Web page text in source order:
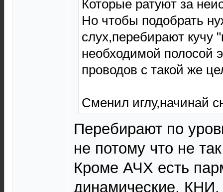
Которые ратуют за
Но чтобы подобрать
слух,перебирают кучу
необходимой полосой
проводов с такой же
Сменил иглу,начинай
Перебирают по
не потому что не
Кроме АЧХ есть
динамические, КНИ,